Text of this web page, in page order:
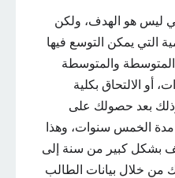
ليس هو الهدف، ولكن
التي يمكن التوسع فيها
المتوسطة والمتوسطة
أو الالتحاق بكلية
وذلك بعد حصولك على
مدة الخمس سنوات، وهذا
بشكل كبير من سنة إلى
من خلال بيانات الطالب